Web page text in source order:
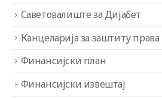
Саветовалиште за Дијабет
Канцеларија за заштиту права
Финансијски план
Финансијски извештај